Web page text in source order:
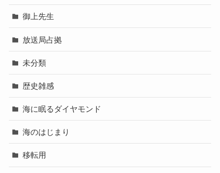
御上先生
放送局占拠
未分類
歴史雑感
海に眠るダイヤモンド
海のはじまり
移転用